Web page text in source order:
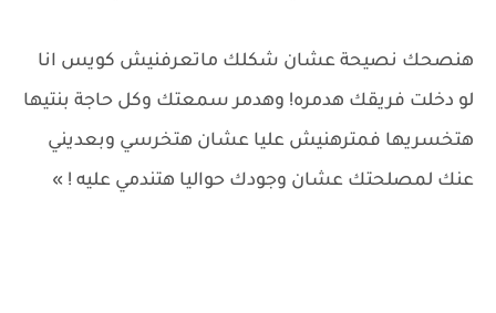
هنصحك نصيحة عشان شكلك ماتعرفنيش كويس انا
لو دخلت فريقك هدمره! وهدمر سمعتك وكل حاجة بنتيها
هتخسريها فمترهنيش عليا عشان هتخرسي وبعديني
عنك لمصلحتك عشان وجودك حواليا هتندمي عليه ! »